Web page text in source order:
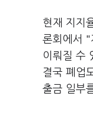
현재 지지
론회에서 "
이뤄질 수
결국 폐업
출금 일부